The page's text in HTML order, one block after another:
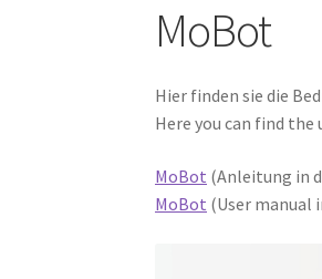
MoBot
Hier finden sie die
Here you can find
MoBot (Anleitung in
MoBot (User manual